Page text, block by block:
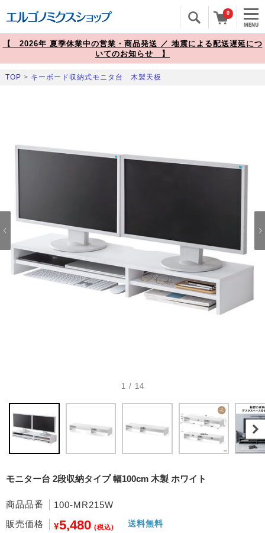
0
【 2026年 夏季休業中の営業・商品発送 ／ 地震による配送遅延につ
いてのお知らせ 】
TOP > キーボード収納式モニタ台 木製天板
1 / 14
モニター台 2段収納タイプ 幅100cm 木製 ホワイト
商品品番
100-MR215W
販売価格
¥5,480 (税込) 送料無料